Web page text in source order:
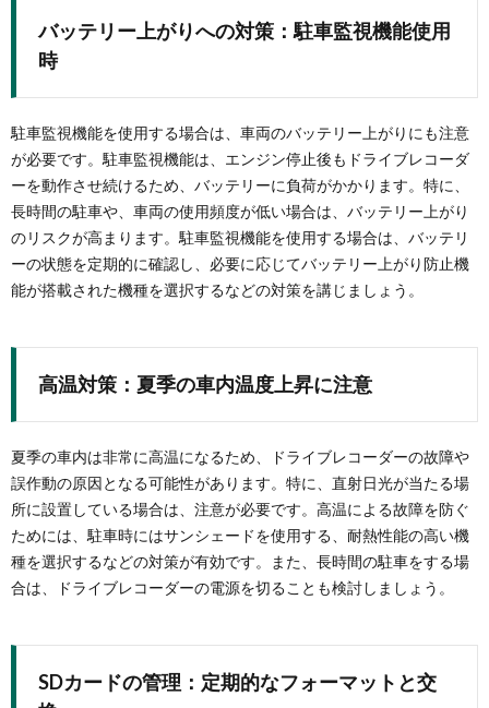
バッテリー上がりへの対策：駐車監視機能使用
時
駐車監視機能を使用する場合は、車両のバッテリー上がりにも注意
が必要です。駐車監視機能は、エンジン停止後もドライブレコーダ
ーを動作させ続けるため、バッテリーに負荷がかかります。特に、
長時間の駐車や、車両の使用頻度が低い場合は、バッテリー上がり
のリスクが高まります。駐車監視機能を使用する場合は、バッテリ
ーの状態を定期的に確認し、必要に応じてバッテリー上がり防止機
能が搭載された機種を選択するなどの対策を講じましょう。
高温対策：夏季の車内温度上昇に注意
夏季の車内は非常に高温になるため、ドライブレコーダーの故障や
誤作動の原因となる可能性があります。特に、直射日光が当たる場
所に設置している場合は、注意が必要です。高温による故障を防ぐ
ためには、駐車時にはサンシェードを使用する、耐熱性能の高い機
種を選択するなどの対策が有効です。また、長時間の駐車をする場
合は、ドライブレコーダーの電源を切ることも検討しましょう。
SDカードの管理：定期的なフォーマットと交